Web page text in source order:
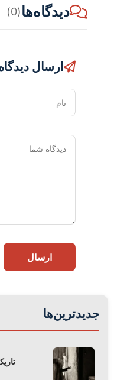
دیدگاه‌ها(0)
ارسال
ارسال
جدیدترین‌ها